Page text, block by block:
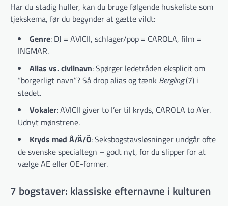
Har du stadig huller, kan du bruge følgende huskeliste som
tjekskema, før du begynder at gætte vildt:
Genre: DJ = AVICII, schlager/pop = CAROLA, film =
INGMAR.
Alias vs. civilnavn: Spørger ledetråden eksplicit om
“borgerligt navn”? Så drop alias og tænk Bergling(7) i
stedet.
Vokaler: AVICII giver to I’er til kryds, CAROLA to A’er.
Udnyt mønstrene.
Kryds med Å/Ä/Ö: Seksbogstavsløsninger undgår ofte
de svenske specialtegn – godt nyt, for du slipper for at
vælge AE eller OE-former.
7 bogstaver: klassiske efternavne i kulturen